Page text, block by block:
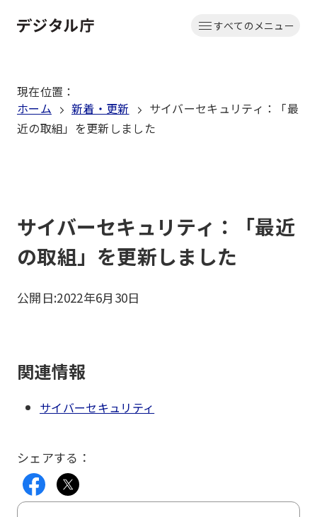
文
動
すべてのメニュー
現在位置 ：
ホーム
新着・更新
サイバーセキュリティ：「最
近の取組」を更新しました
サイバーセキュリティ：「最近
の取組」を更新しました
公開日:2022年6月30日
関連情報
サイバーセキュリティ
シェアする：